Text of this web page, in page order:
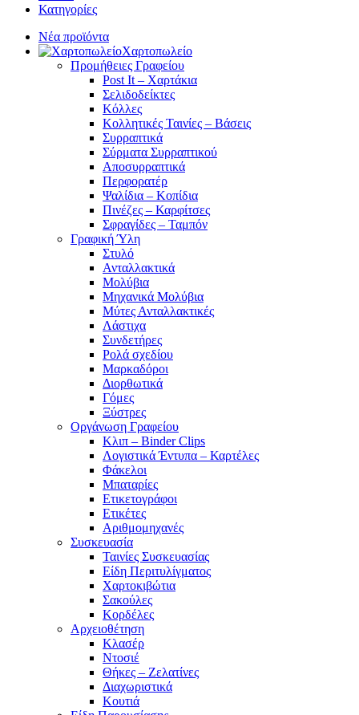
Κατηγορίες
Νέα προϊόντα
Χαρτοπωλείο
Προμήθειες Γραφείου
Post It – Χαρτάκια
Σελιδοδείκτες
Κόλλες
Κολλητικές Ταινίες – Βάσεις
Συρραπτικά
Σύρματα Συρραπτικού
Αποσυρραπτικά
Περφορατέρ
Ψαλίδια – Κοπίδια
Πινέζες – Καρφίτσες
Σφραγίδες – Ταμπόν
Γραφική Ύλη
Στυλό
Ανταλλακτικά
Μολύβια
Μηχανικά Μολύβια
Μύτες Ανταλλακτικές
Λάστιχα
Συνδετήρες
Ρολά σχεδίου
Μαρκαδόροι
Διορθωτικά
Γόμες
Ξύστρες
Οργάνωση Γραφείου
Κλιπ – Binder Clips
Λογιστικά Έντυπα – Καρτέλες
Φάκελοι
Μπαταρίες
Ετικετογράφοι
Ετικέτες
Αριθμομηχανές
Συσκευασία
Ταινίες Συσκευασίας
Είδη Περιτυλίγματος
Χαρτοκιβώτια
Σακούλες
Κορδέλες
Αρχειοθέτηση
Κλασέρ
Ντοσιέ
Θήκες – Ζελατίνες
Διαχωριστικά
Κουτιά